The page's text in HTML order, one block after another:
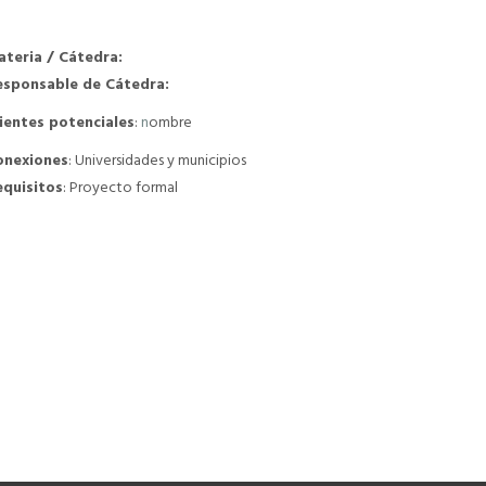
/ Cátedra:
de Cátedra:
potenciales: nombre
: Universidades y municipios
: Proyecto formal